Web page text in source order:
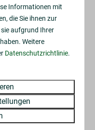
Informationen mit
die Sie ihnen zur
aufgrund Ihrer
Weitere
Datenschutzrichtlinie.